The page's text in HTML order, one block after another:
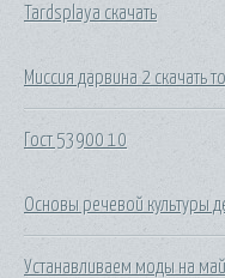
Tardsplaya скачать
Миссия дарвина 2 скачать
Гост 53900 10
Основы речевой культуры
Устанавливаем моды на